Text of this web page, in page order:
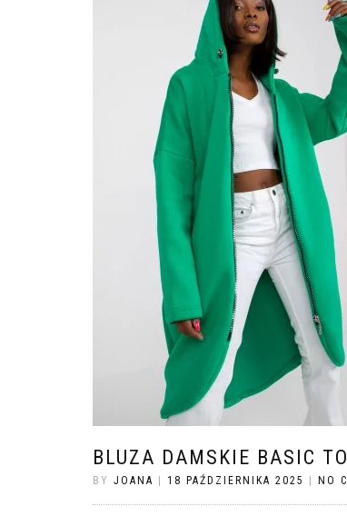
BLUZA DAMSKIE BASIC
BY JOANA 18 PAŹDZIERNIKA 2025 NO